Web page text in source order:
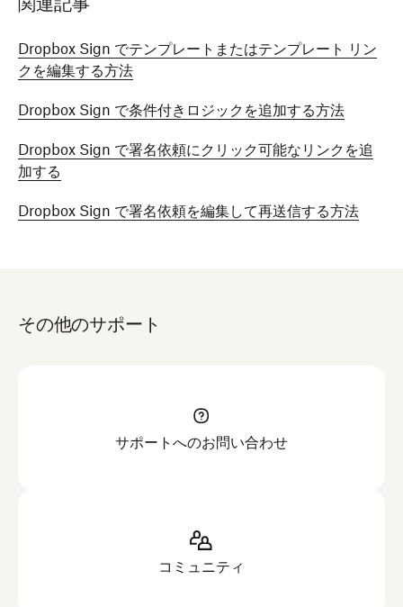
Dropbox Sign でテンプレートまたはテンプレート リン
クを編集する方法
Dropbox Sign で条件付きロジックを追加する方法
Dropbox Sign で署名依頼にクリック可能なリンクを追
加する
Dropbox Sign で署名依頼を編集して再送信する方法
その他のサポート
サポートへのお問い合わせ
コミュニティ